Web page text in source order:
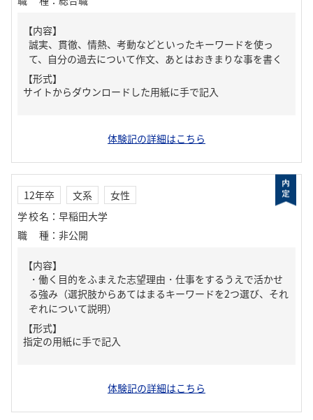
【内容】
誠実、貫徹、情熱、考動などといったキーワードを使っ
て、自分の過去について作文、あとはおきまりな事を書く
【形式】
サイトからダウンロードした用紙に手で記入
体験記の詳細はこちら
12年卒 文系
女性
学校名 ： 早稲田大学
職種 ： 非公開
【内容】
・働く目的をふまえた志望理由・仕事をするうえで活かせ
る強み（選択肢からあてはまるキーワードを2つ選び、それ
ぞれについて説明）
【形式】
指定の用紙に手で記入
体験記の詳細はこちら